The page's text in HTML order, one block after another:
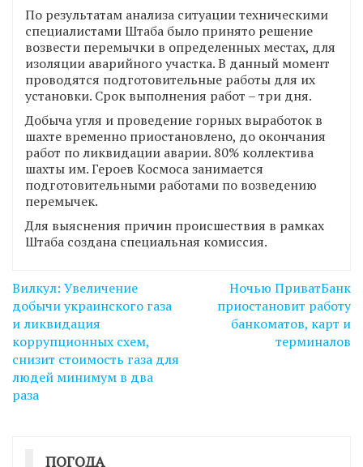
По результатам анализа ситуации техническими
специалистами Штаба было принято решение
возвести перемычки в определенных местах, для
изоляции аварийного участка. В данный момент
проводятся подготовительные работы для их
установки. Срок выполнения работ – три дня.
Добыча угля и проведение горных выработок в
шахте временно приостановлено, до окончания
работ по ликвидации аварии. 80% коллектива
шахты им. Героев Космоса занимается
подготовительными работами по возведению
перемычек.
Для выяснения причин происшествия в рамках
Штаба создана специальная комиссия.
Навігація
записів
Вилкул: Увеличение
добычи украинского газа
и ликвидация
коррупционных схем,
снизит стоимость газа для
людей минимум в два
раза
Ночью ПриватБанк
приостановит работу
банкоматов, карт и
терминалов
ПОГОДА